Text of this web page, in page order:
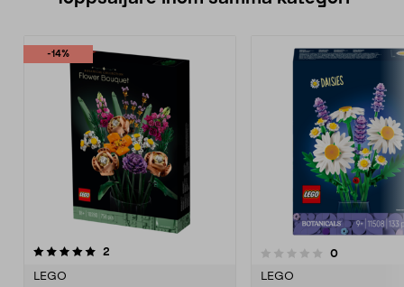
-14%
2
LEGO
0.0 av 5 stjärnor 0recensioner
LEGO
4.5 av 5 stjärnor